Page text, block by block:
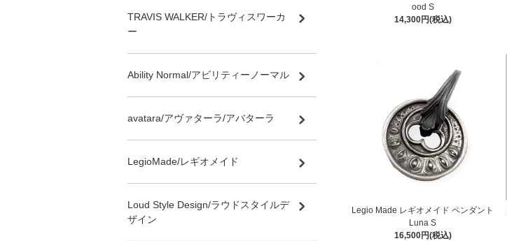
ood S
14,300円(税込)
Legio Made レギオメイド ペンダント
Luna S
16,500円(税込)
TRAVIS WALKER/トラヴィスワーカ
ー
Ability Normal/アビリティーノーマル
avatara/アヴァターラ/アバターラ
LegioMade/レギオメイド
Loud Style Design/ラウドスタイルデ
ザイン